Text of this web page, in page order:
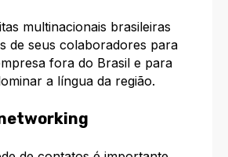
multinacionais brasileiras
de seus colaboradores para
fora do Brasil e para
a língua da região.